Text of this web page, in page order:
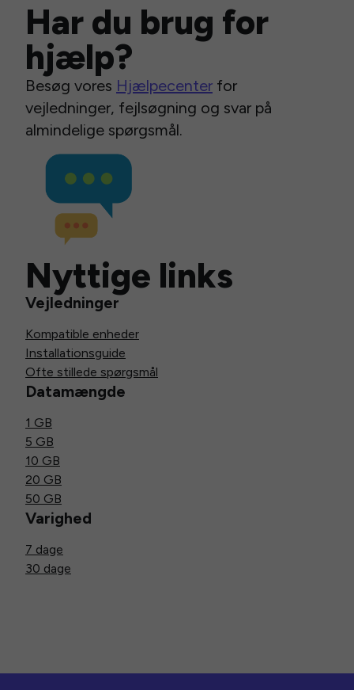
Har du brug for
hjælp?
Besøg vores Hjælpecenter for
vejledninger, fejlsøgning og svar på
almindelige spørgsmål.
Nyttige links
Vejledninger
Kompatible enheder
Installationsguide
Ofte stillede spørgsmål
Datamængde
1 GB
5 GB
10 GB
20 GB
50 GB
Varighed
7 dage
30 dage